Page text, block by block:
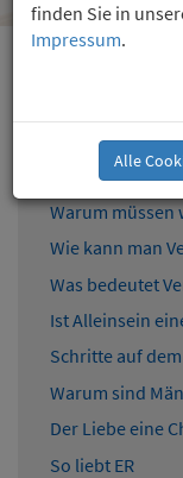
Vertrauen, die
Warum müssen
Wie kann man
Was bedeutet
Ist Alleinsein
Schritte auf
Warum sind
Der Liebe eine
So liebt ER
finden Sie in
Impressum.
Alle